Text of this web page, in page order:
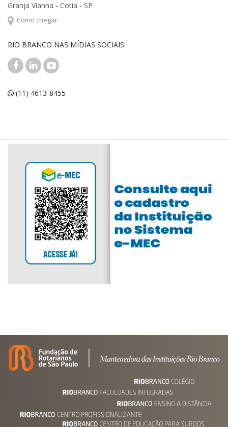
Granja Vianna - Cotia - SP
Como chegar
RIO BRANCO NAS MÍDIAS SOCIAIS:
(11) 4613-8455